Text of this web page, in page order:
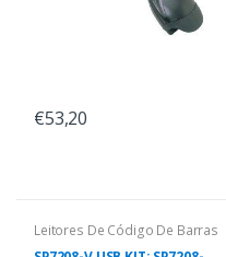
€53,20
Leitores De Código De Barras